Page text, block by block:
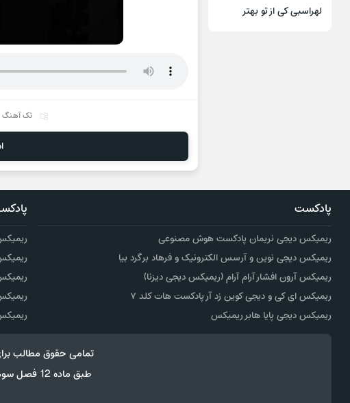
تک آهنگ
لهراسبی کی از تو ‌بهتر
پادکست
ریمیکس دیجی نریمان پادکست هوش مصنوعی
ریمیکس دیجی نوین و آرسس الکترونیک و فرهاد برگرد بیا
ریمیکس آرون افشار آرام آرام (ریمیکس دیجی دیزنا)
ریمیکس ای کی و دیجی کوین زد آر پادکست هات کلد ۷
ریمیکس دیجی پایا هابر ریمیکس
تمامی حقوق مطالب
طبق ماده 12 فصل سوم قانون جرائم رایانه ای کپی برداری از قالب و محتوا پیگرد قانونی خواهد داشت.